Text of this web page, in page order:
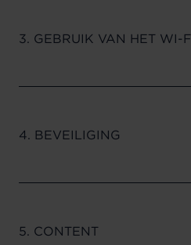
3. GEBRUIK VAN HET WI-
4. BEVEILIGING
5. CONTENT